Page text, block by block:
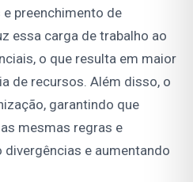
preenchimento de
essa carga de trabalho ao
o que resulta em maior
de recursos. Além disso, o
garantindo que
mesmas regras e
e aumentando